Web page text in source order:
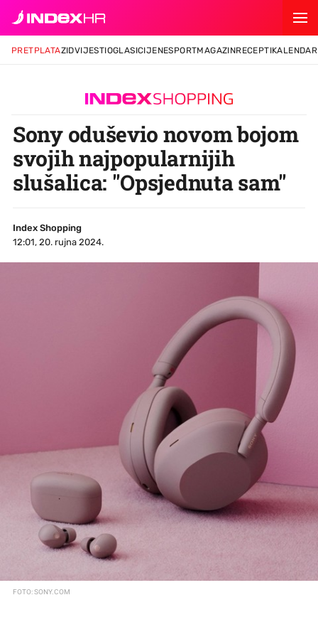
PRETPLATAZIDVIJESTIOGLASICIJENESPORTMAGAZINRECEPTIKALENDAR
Sony oduševio novom bojom
svojih najpopularnijih
slušalica: "Opsjednuta sam"
Index Shopping
12:01, 20. rujna 2024.
FOTO: SONY.COM